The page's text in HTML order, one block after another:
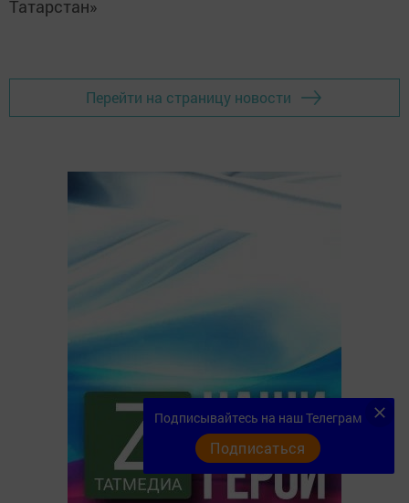
Татарстан»
Перейти на страницу новости
Подписывайтесь на наш Телеграм
Подписаться